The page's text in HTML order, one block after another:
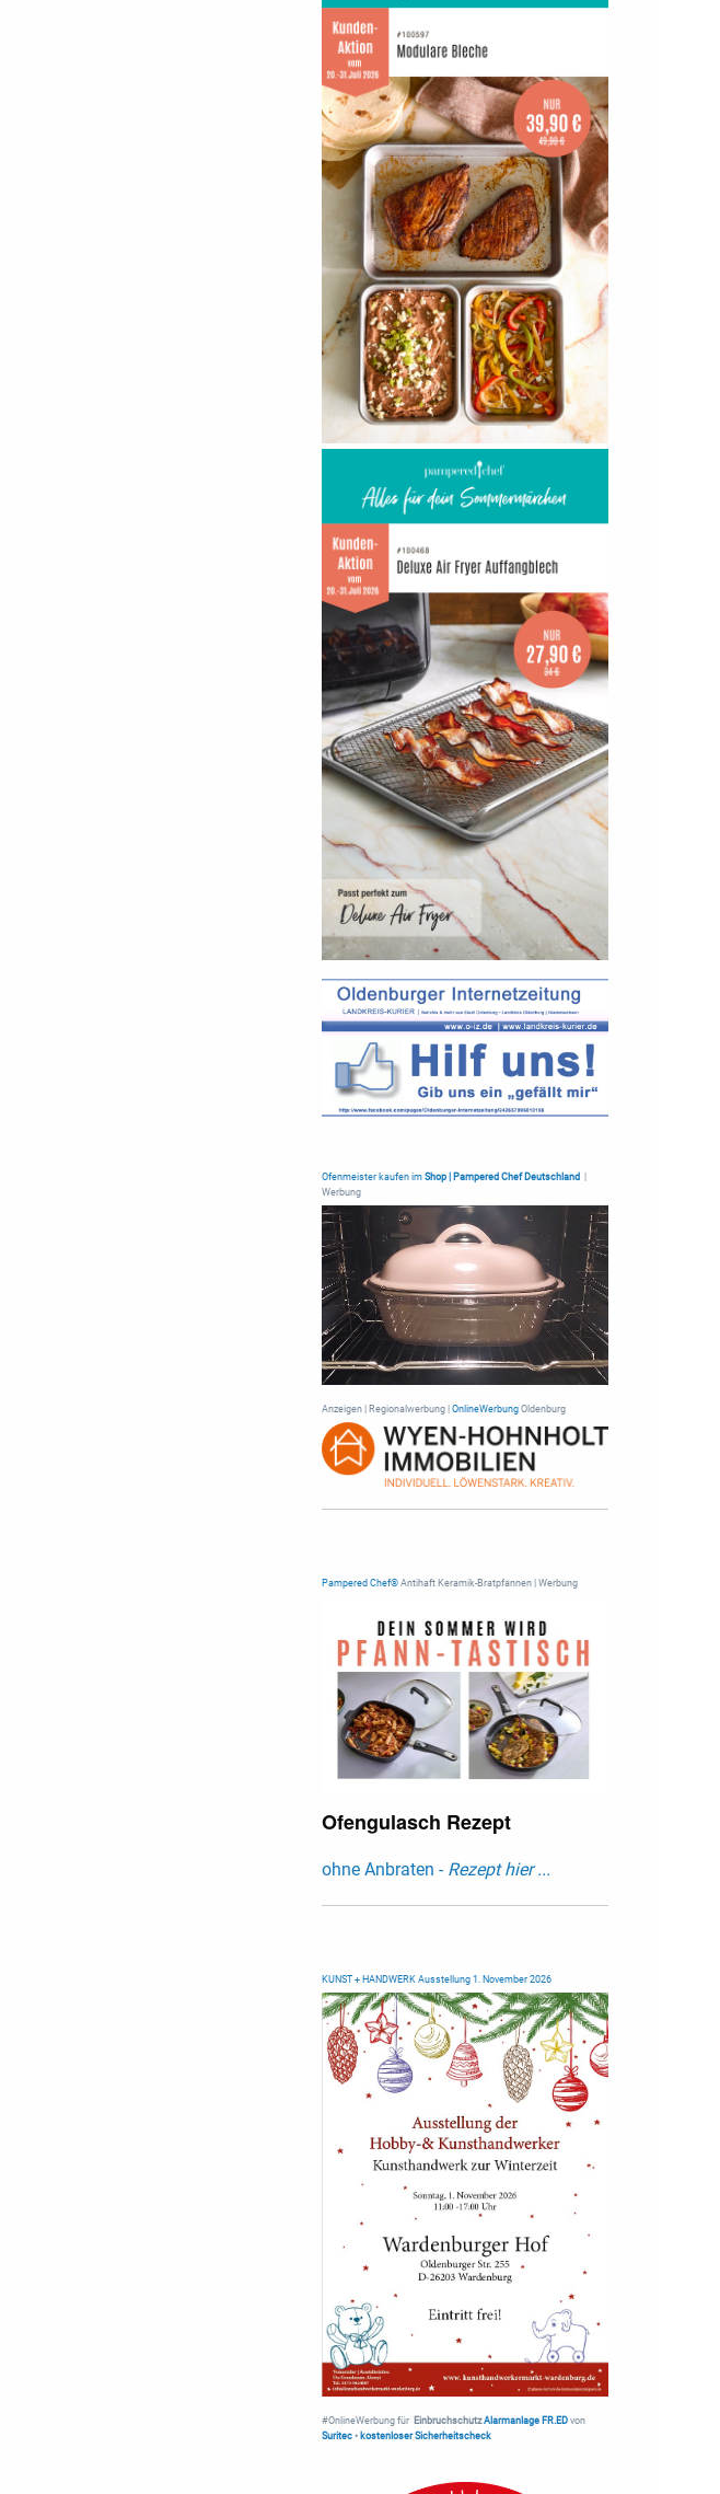
Ofenmeister kaufen im Shop | Pampered Chef Deutschland
Werbung
Anzeigen | Regionalwerbung | OnlineWerbungOldenburg
Pampered Chef®Antihaft Keramik-Bratpfannen | Werbung
Ofengulasch Rezept
ohne Anbraten - Rezept hier ...
KUNST + HANDWERK Ausstellung 1. November 2026
#OnlineWerbung für Einbruchschutz Alarmanlage FR.ED von
Suritec• kostenloser Sicherheitscheck